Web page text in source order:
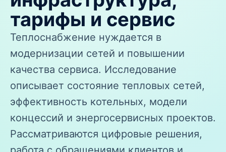
тарифы и сервис
Теплоснабжение нуждается в
модернизации сетей и повышении
качества сервиса. Исследование
описывает состояние тепловых сетей,
эффективность котельных, модели
концессий и энергосервисных проектов.
Рассматриваются цифровые решения,